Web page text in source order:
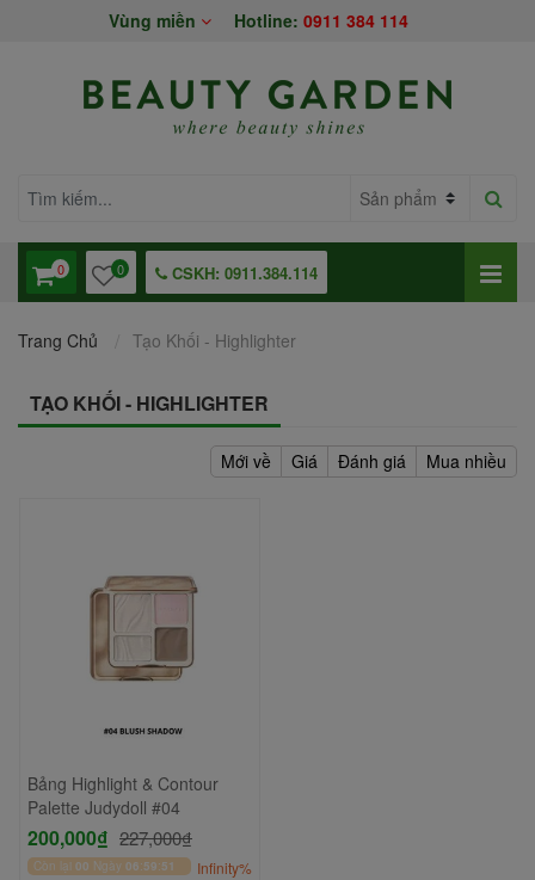
Vùng miền Hotline: 0911 384 114
0 0 CSKH: 0911.384.114
Trang Chủ Tạo Khối - Highlighter
TẠO KHỐI - HIGHLIGHTER
Mới về Giá Đánh giá Mua nhiều
Bảng Highlight & Contour
Palette Judydoll #04
200,000₫ 227,000₫
Còn lại 00 Ngày 06:59:51 Infinity%